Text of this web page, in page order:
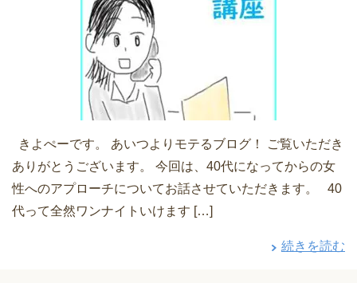
きよぺーです。 あいつよりモテるブログ！ ご覧いただき
ありがとうございます。 今回は、40代になってからの女
性へのアプローチについてお話させていただきます。 40
代って全然ワンナイトいけます […]
続きを読む